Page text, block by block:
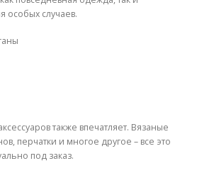
особых случаев.
также впечатляет. Вязаные
перчатки и многое другое – все это
под заказ.